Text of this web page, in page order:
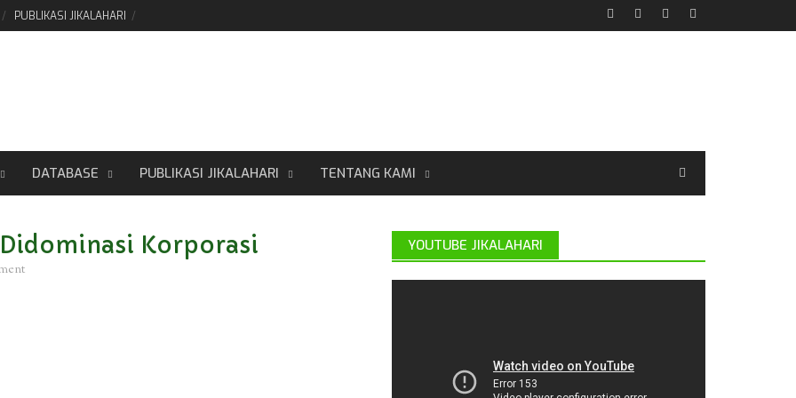
PUBLIKASI JIKALAHARI
DATABASE PUBLIKASI JIKALAHARI TENTANG KAMI
Korporasi YOUTUBE JIKALAHARI